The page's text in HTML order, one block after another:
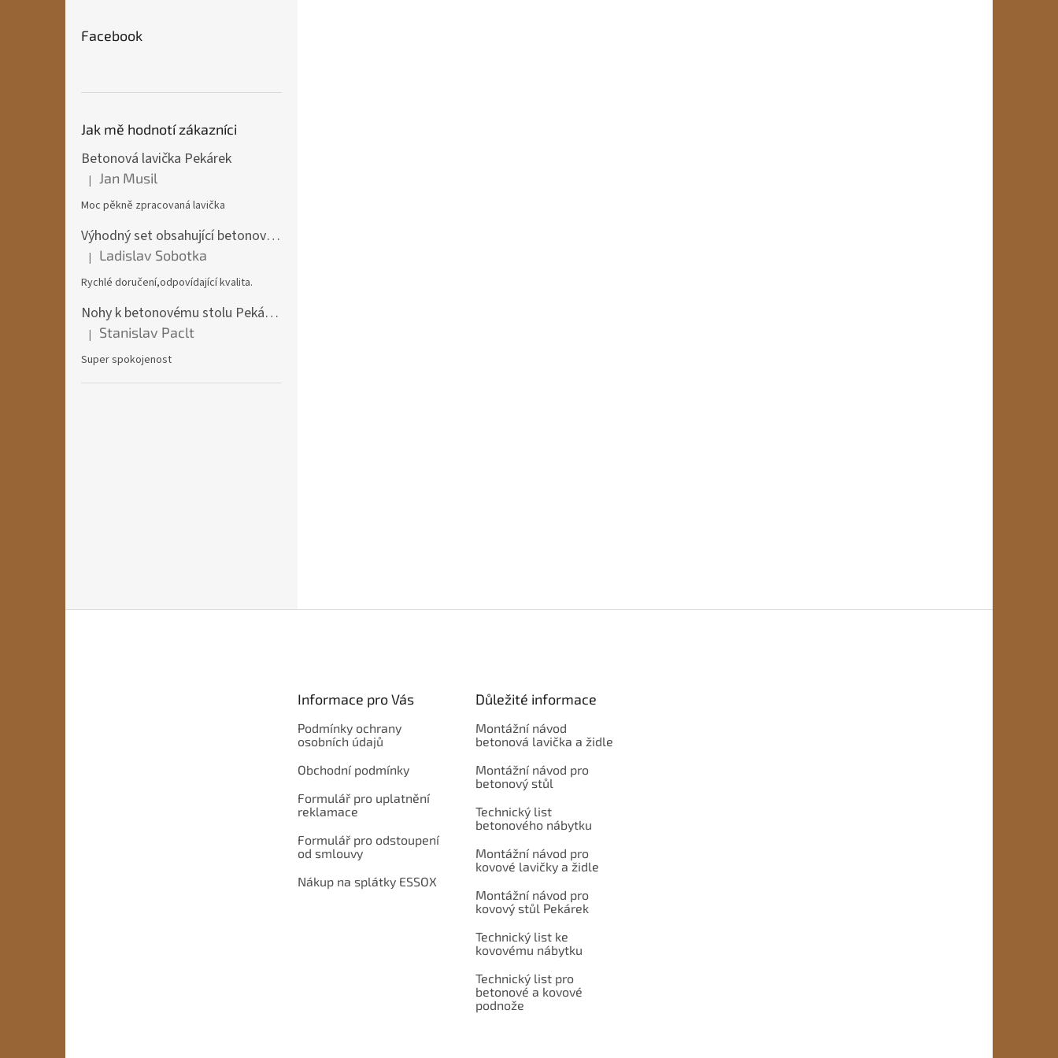
Facebook
Jak mě hodnotí zákazníci
Betonová lavička Pekárek
Hodnocení produktu je 5 z 5 hvězdiček.
| Jan Musil
Moc pěkně zpracovaná lavička
Výhodný set obsahující betonový stůl + 2x betonová lavička Pekárek + 2x betonová židle
Hodnocení produktu je 5 z 5 hvězdiček.
| Ladislav Sobotka
Rychlé doručení,odpovídající kvalita.
Nohy k betonovému stolu Pekárek
Hodnocení produktu je 5 z 5 hvězdiček.
| Stanislav Paclt
Super spokojenost
Informace pro Vás
Podmínky ochrany
osobních údajů
Obchodní podmínky
Formulář pro uplatnění
reklamace
Formulář pro odstoupení
od smlouvy
Nákup na splátky ESSOX
Důležité informace
Montážní návod
betonová lavička a židle
Montážní návod pro
betonový stůl
Technický list
betonového nábytku
Montážní návod pro
kovové lavičky a židle
Montážní návod pro
kovový stůl Pekárek
Technický list ke
kovovému nábytku
Technický list pro
betonové a kovové
podnože